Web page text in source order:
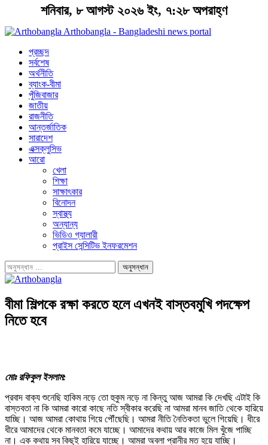
শনিবার, ৮ আগস্ট ২০২৬ ইং, ৭:২৮ অপরাহ্ণ
Arthobangla - Bangladeshi news portal
প্রচ্ছদ
সর্বশেষ
অর্থনীতি
ব্যাংক-বীমা
পুঁজিবাজার
জাতীয়
রাজনীতি
আন্তর্জাতিক
সারাদেশ
এক্সক্লুসিভ
আরো
খেলা
শিক্ষা
সাক্ষাৎকার
বিনোদন
স্বাস্থ্য
অন্যান্য
ভিডিও গ্যালারী
প্রাইস সেন্সিটিভ ইনফরমেশন
বীমা শিল্পকে রক্ষা করতে হলে এখনই বাস্তবমুখি পদক্ষেপ
নিতে হবে
মোঃ রফিকুল ইসলাম:
প্রবাদ বাক্য শুনেছি হাকিম নড়ে তো হুকুম নড়ে না কিন্তু আজ আমরা কি দেখছি এটাই কি
বাস্তবতা না কি আমরা কারো কাছে নতি স্বীকার করেছি না আমরা মানব জাতি থেকে হারিয়ে
যাচ্ছি। আজ আমরা কোথায় গিয়ে পৌঁছেছি। আমরা নীতি নৈতিকতা ভুলে গিয়েছি। ধীরে
ধীরে আমাদের থেকে মানবতা কমে যাচ্ছে। আমাদের কথায় আর কাজে মিল খুঁজে পাচ্ছি
না। এক কথায় সব কিছুই হারিয়ে যাচ্ছে। আমরা অবলা প্রানীর মত হয়ে যাচ্ছি।